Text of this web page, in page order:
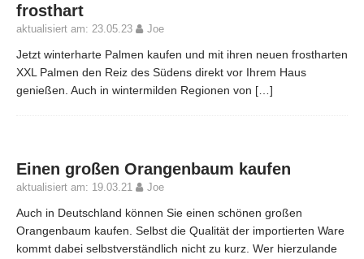
frosthart
aktualisiert am: 23.05.23 Joe
Jetzt winterharte Palmen kaufen und mit ihren neuen frostharten
XXL Palmen den Reiz des Südens direkt vor Ihrem Haus
genießen. Auch in wintermilden Regionen von […]
Einen großen Orangenbaum kaufen
aktualisiert am: 19.03.21 Joe
Auch in Deutschland können Sie einen schönen großen
Orangenbaum kaufen. Selbst die Qualität der importierten Ware
kommt dabei selbstverständlich nicht zu kurz. Wer hierzulande